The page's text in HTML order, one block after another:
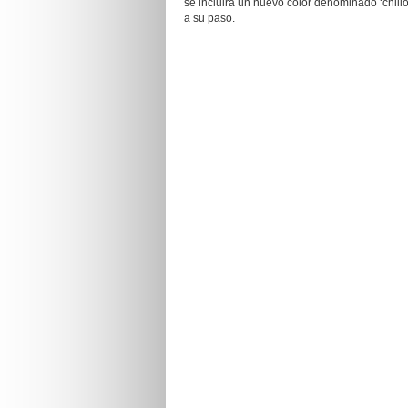
se incluirá un nuevo color denominado
a su paso.